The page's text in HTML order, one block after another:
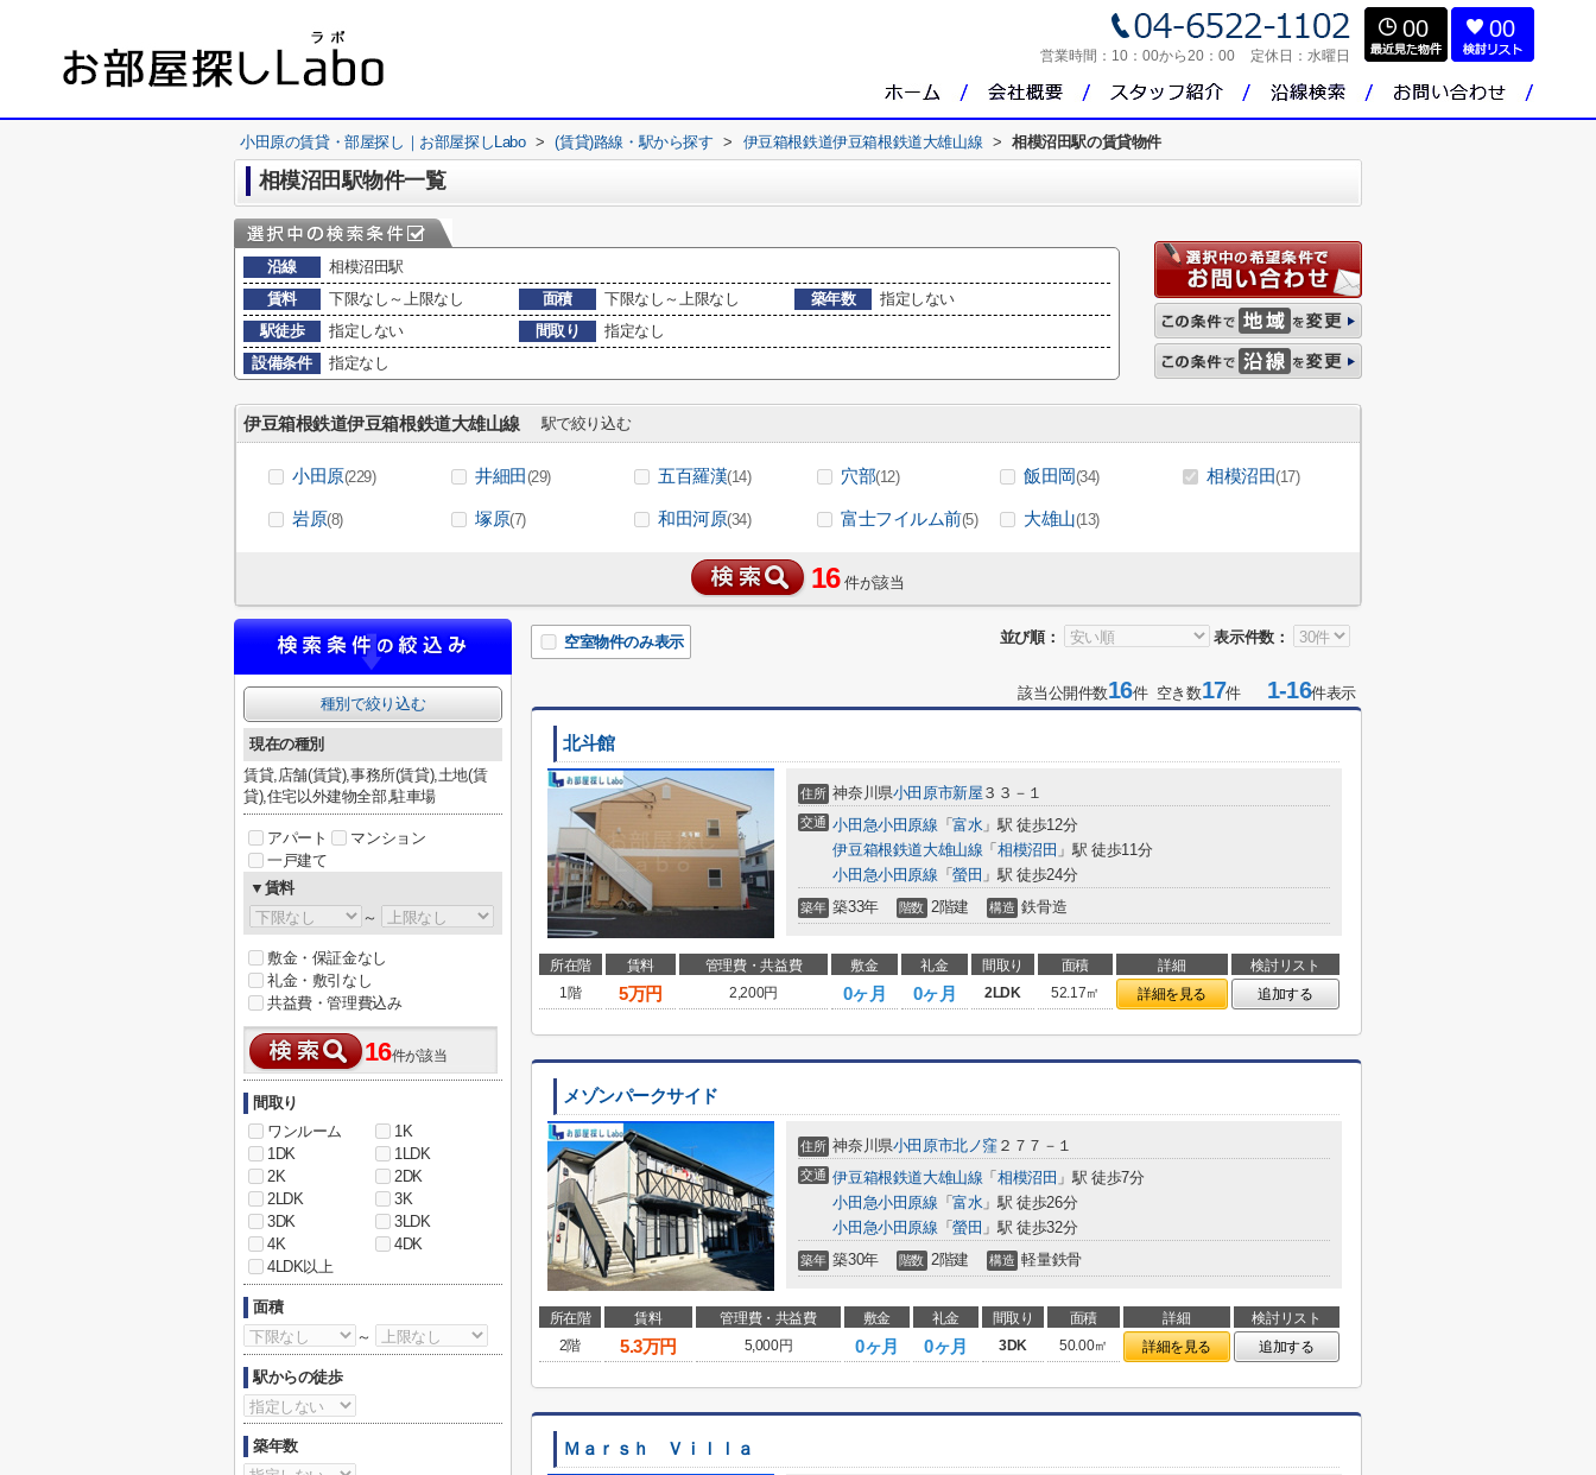
営業時間： 10：00から20：00 定休日： 水曜日
00 00
小田原の賃貸・部屋探し｜お部屋探しLabo > (賃貸)路線・駅から探す > 伊豆箱根鉄道伊豆箱根鉄道大雄山線 > 相模沼田駅の賃貸物件
相模沼田駅物件一覧
沿線
相模沼田駅
賃料
下限なし～上限なし 面積 下限なし～上限なし 築年数
指定しない
駅徒歩
指定しない 間取り
指定なし
設備条件
指定なし
伊豆箱根鉄道伊豆箱根鉄道大雄山線 駅で絞り込む
小田原(229) 井細田(29) 五百羅漢(14) 穴部(12) 飯田岡(34) 相模沼田(17)
岩原(8) 塚原(7) 和田河原(34) 富士フイルム前(5) 大雄山(13)
16 件が該当
並び順： 表示件数：
空室物件のみ表示
該当公開件数16件 空き数17件1-16件表示
北斗館
住所 神奈川県小田原市新屋 ３３－１
交通 小田急小田原線 「富水」駅 徒歩12分
伊豆箱根鉄道大雄山線 「相模沼田 」駅 徒歩11分
小田急小田原線 「螢田 」駅 徒歩24分
築年 築33年 階数 2階建 構造 鉄骨造
所在階 賃料 管理費・共益費 敷金 礼金 間取り 面積 詳細
検討リスト
1階
5万円 2,200円 0ヶ月 0ヶ月 2LDK 52.17㎡ 詳細を見る 追加する
メゾンパークサイド
住所 神奈川県小田原市北ノ窪 ２７７－１
交通 伊豆箱根鉄道大雄山線 「相模沼田 」駅 徒歩7分
小田急小田原線 「富水」駅 徒歩26分
小田急小田原線 「螢田 」駅 徒歩32分
築年 築30年 階数 2階建 構造 軽量鉄骨
所在階 賃料 管理費・共益費 敷金 礼金 間取り 面積 詳細
検討リスト
2階
5.3万円 5,000円 0ヶ月 0ヶ月 3DK 50.00㎡ 詳細を見る 追加する
Ｍａｒｓｈ Ｖｉｌｌａ
種別で絞り込む
現在の種別
賃貸,店舗(賃貸),事務所(賃貸),土地(賃
貸),住宅以外建物全部,駐車場
アパート
マンション
一戸建て
▼賃料
～
敷金・保証金なし
礼金・敷引なし
共益費・管理費込み
16件が該当
間取り
ワンルーム
1K
1DK
1LDK
2K
2DK
2LDK
3K
3DK
3LDK
4K
4DK
4LDK以上
面積
～
駅からの徒歩
築年数